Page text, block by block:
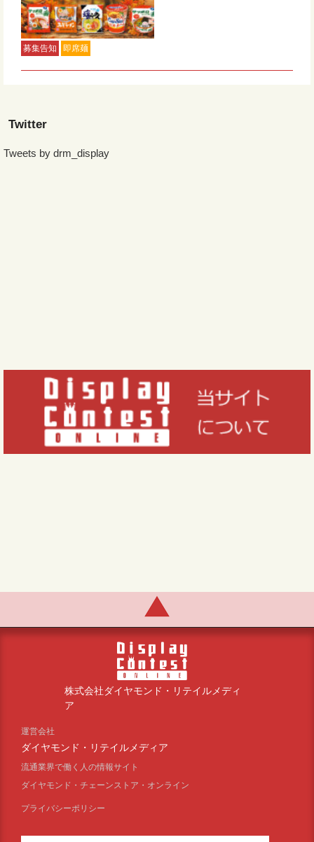
募集告知 即席麺
Twitter
Tweets by drm_display
株式会社ダイヤモンド・リテイルメディ
ア
運営会社
ダイヤモンド・リテイルメディア
流通業界で働く人の情報サイト
ダイヤモンド・チェーンストア・オンライン
プライバシーポリシー